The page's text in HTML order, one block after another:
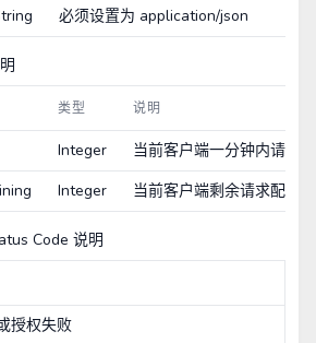
必须设置为 application/json
类型 说明
Integer
当前客户端一分钟内请求
Integer 当前客户端剩余请求配额
Code 说明
授权失败